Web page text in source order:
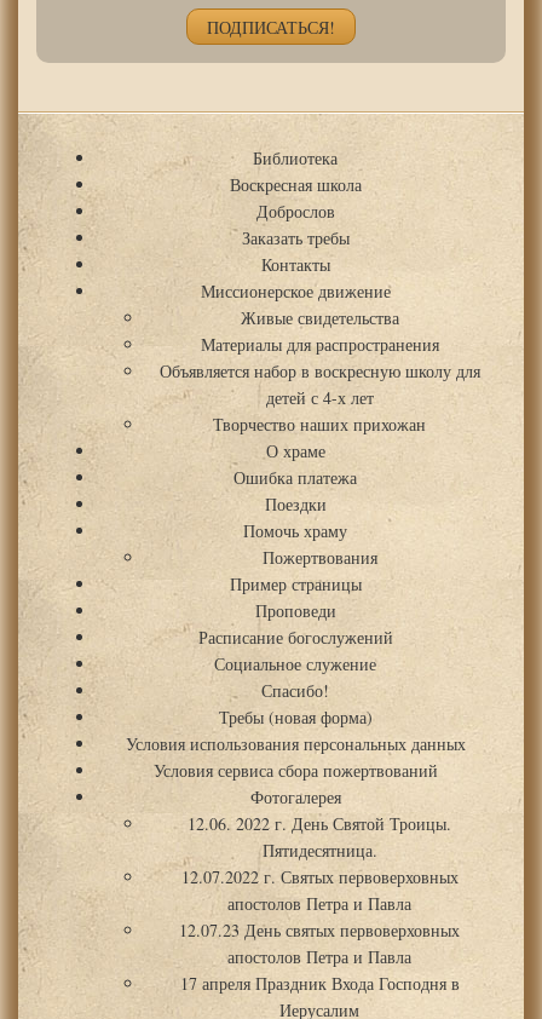
Библиотека
Воскресная школа
Доброслов
Заказать требы
Контакты
Миссионерское движение
Живые свидетельства
Материалы для распространения
Объявляется набор в воскресную школу для
детей с 4-х лет
Творчество наших прихожан
О храме
Ошибка платежа
Поездки
Помочь храму
Пожертвования
Пример страницы
Проповеди
Расписание богослужений
Социальное служение
Спасибо!
Требы (новая форма)
Условия использования персональных данных
Условия сервиса сбора пожертвований
Фотогалерея
12.06. 2022 г. День Святой Троицы.
Пятидесятница.
12.07.2022 г. Святых первоверховных
апостолов Петра и Павла
12.07.23 День святых первоверховных
апостолов Петра и Павла
17 апреля Праздник Входа Господня в
Иерусалим